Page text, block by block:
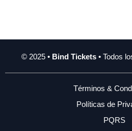
© 2025 • Bind Tickets• Todos
Términos &
Políticas de
PQRS